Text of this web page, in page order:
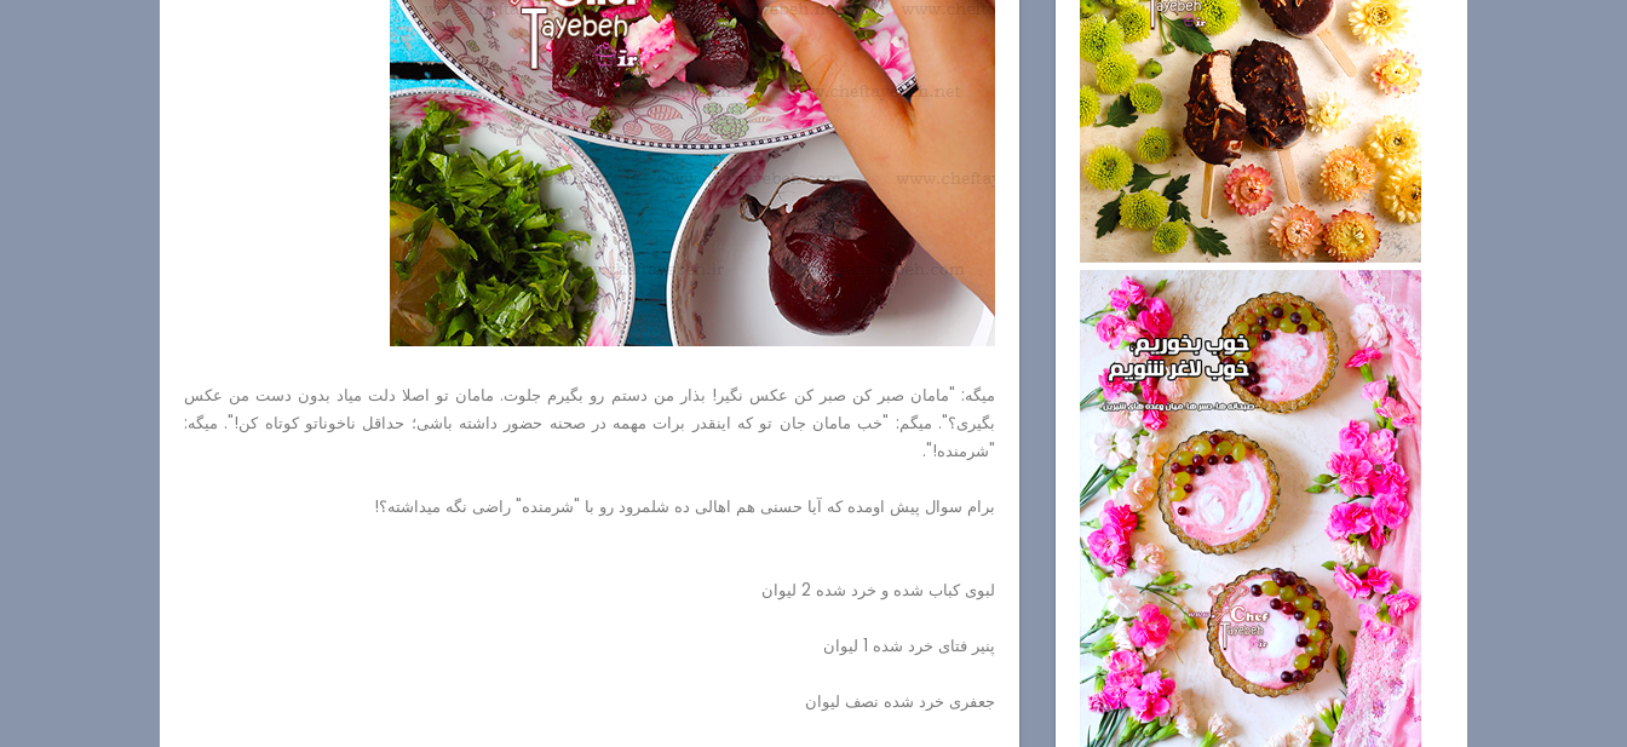
میگه: "مامان صبر کن صبر کن عکس نگیر! بذار من دستم رو بگیرم جلوت. مامان تو اصلا دلت میاد بدون دست من عکس
بگیری؟". میگم: "خب مامان جان تو که اینقدر برات مهمه در صحنه حضور داشته باشی؛ حداقل ناخوناتو کوتاه کن!". میگه:
"شرمنده!".
برام سوال پیش اومده که آیا حسنی هم اهالی ده شلمرود رو با "شرمنده" راضی نگه میداشته؟!
لبوی کباب شده و خرد شده 2 لیوان
پنیر فتای خرد شده 1 لیوان
جعفری خرد شده نصف لیوان